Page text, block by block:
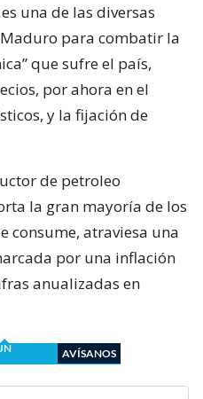
una de las diversas
para combatir la
que sufre el país,
por ahora en el
y la fijación de
de petroleo
la gran mayoría de los
consume, atraviesa una
por una inflación
anualizadas en
AVÍSANOS